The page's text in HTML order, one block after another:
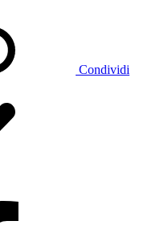
Condividi